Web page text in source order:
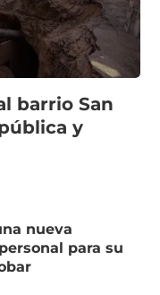
barrio San
y
nueva
para su